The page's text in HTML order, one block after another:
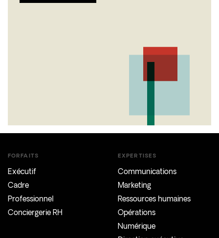
FORFAITS
Exécutif
Cadre
Professionnel
Conciergerie RH
EXPERTISES
Communications
Marketing
Ressources humaines
Opérations
Numérique